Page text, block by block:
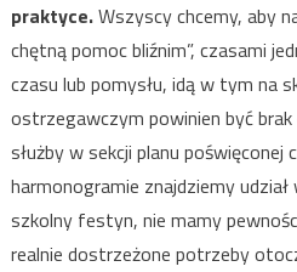
praktyce.Wszyscy chcemy, aby
chętną pomoc bliźnim”, czasami
czasu lub pomysłu, idą w tym na
ostrzegawczym powinien być brak
służby w sekcji planu
harmonogramie znajdziemy
szkolny festyn, nie mamy
realnie dostrzeżone potrzeby